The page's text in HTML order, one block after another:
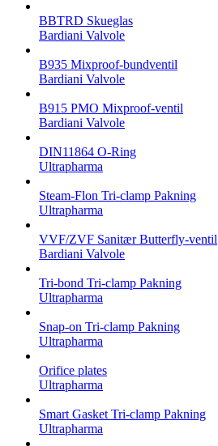
BBTRD Skueglas
Bardiani Valvole
B935 Mixproof-bundventil
Bardiani Valvole
B915 PMO Mixproof-ventil
Bardiani Valvole
DIN11864 O-Ring
Ultrapharma
Steam-Flon Tri-clamp Pakning
Ultrapharma
VVF/ZVF Sanitær Butterfly-ventil
Bardiani Valvole
Tri-bond Tri-clamp Pakning
Ultrapharma
Snap-on Tri-clamp Pakning
Ultrapharma
Orifice plates
Ultrapharma
Smart Gasket Tri-clamp Pakning
Ultrapharma